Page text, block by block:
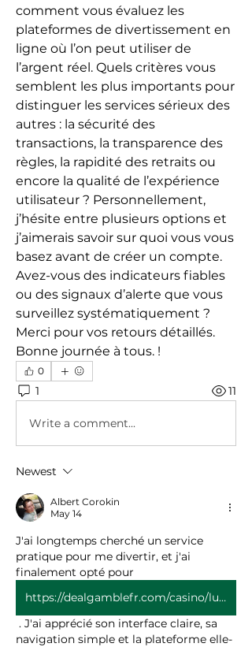
comment vous évaluez les
plateformes de divertissement en
ligne où l’on peut utiliser de
l’argent réel. Quels critères vous
semblent les plus importants pour
distinguer les services sérieux des
autres : la sécurité des
transactions, la transparence des
règles, la rapidité des retraits ou
encore la qualité de l’expérience
utilisateur ? Personnellement,
j’hésite entre plusieurs options et
j’aimerais savoir sur quoi vous vous
basez avant de créer un compte.
Avez-vous des indicateurs fiables
ou des signaux d’alerte que vous
surveillez systématiquement ?
Merci pour vos retours détaillés.
Bonne journée à tous. !
0
1 11
Write a comment...
Newest
Albert Corokin
May 14
J'ai longtemps cherché un service
pratique pour me divertir, et j'ai
finalement opté pour
https://dealgamblefr.com/casino/lucky-treasure/
navigation simple et la plateforme elle-